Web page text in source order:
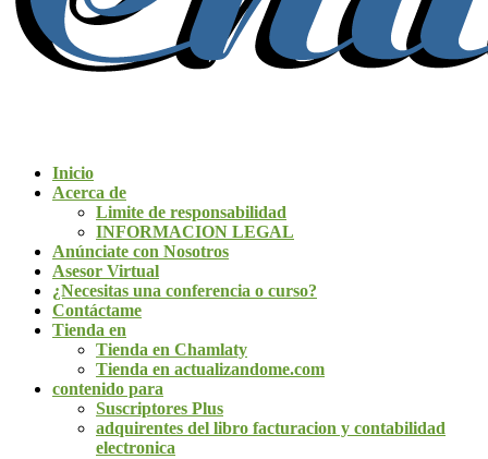
Inicio
Acerca de
Limite de responsabilidad
INFORMACION LEGAL
Anúnciate con Nosotros
Asesor Virtual
¿Necesitas una conferencia o curso?
Contáctame
Tienda en
Tienda en Chamlaty
Tienda en actualizandome.com
contenido para
Suscriptores Plus
adquirentes del libro facturacion y contabilidad
electronica